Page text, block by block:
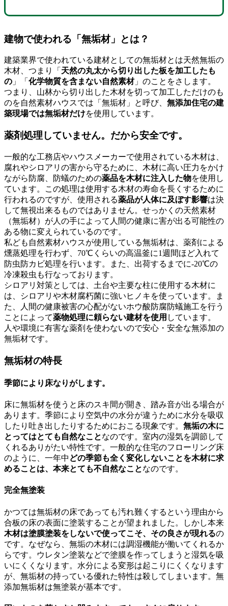
建物で使われる「無垢材」とは？
建築業界で使われている建材としての無垢材とは天然無垢の
木材、つまり「 天然の丸太から切り出した板を加工したも
の 」「 化学物質を含まない自然素材」のことをさします。
つまり、山林から切り出した木材を切って加工しただけのも
のを自然素材ハウスでは「無垢材」と呼び、 無添加住宅の建
築現場では無垢材だけを使用しています。
薬剤処理していません。だから安全です。
一般的な工務店やハウスメーカーで使用されている木材は、
腐れやシロアリの害から守るために、木材に高い圧力をかけ
ながら防腐、防蟻のための薬品を木材に注入した物を使用し
ています。この処理は使用する木材の寿命を長くするために
行われるのですが、使用される薬品が人体に及ぼす影響は決
して無視出来るものではありません。せっかくの天然素材
（無垢材）が人の手によって人間の健康に害が出る可能性の
ある物に変えられているのです。
私ども自然素材ハウスが使用している無垢材は、薬剤による
燻蒸処理を行わず、70℃くらいの高温釜に1週間ほど入れて
防虫防カビ処理を行います。また、出荷するまでに-20℃の
冷凍殺虫も行なっております。
シロアリ対策としては、土台や主要な柱に使用する木材に
は、シロアリや木材腐朽菌に強いヒノキを使っています。ま
た、人間の健康被害の心配がないホウ酸防腐防蟻施工を行う
ことによって薬物処理に頼らない建材を使用 しています。
人や環境に有害な薬剤を使わないので安心・安全な無添加の
無垢材です。
無垢材の特長
季節により床なりがします。
床に無垢材を使うと床のスキ間が開き、踏み音が出る場合が
あります。季節により空気中の水分が違うために水分を吸収
したり吐き出したりするためにおこる現象です。 無垢の木に
とってはとても自然なことなのです。室内の湿気を調節して
くれるありがたい特性です。一般的な住宅のフローリング床
のように、一年中 どの季節も全く変化しないことを木材に求
めることは、本来とても不自然なことなのです。
完全無塗装
かつては無垢材の床であっても汚れ難くするという理由から
合板の床の表面に塗装することが望まれました。しかし本来
木材は塗膜塗装をしないで使ってこそ、その良さが現れるの
です。なぜなら、無垢の木材には調湿機能が働いてくれるか
らです。ウレタン塗装などで塗膜を作ってしまうと湿気を吸
いにくくなります。水分による変形は起こりにくくなります
が、無垢材の持っている優れた特性は殺してしまいます。無
添加無垢材は無塗装が基本です。